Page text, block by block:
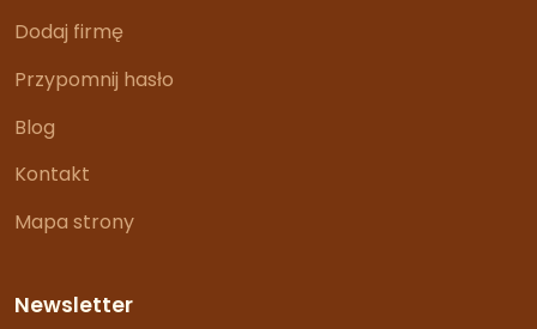
Dodaj firmę
Przypomnij hasło
Blog
Kontakt
Mapa strony
Newsletter